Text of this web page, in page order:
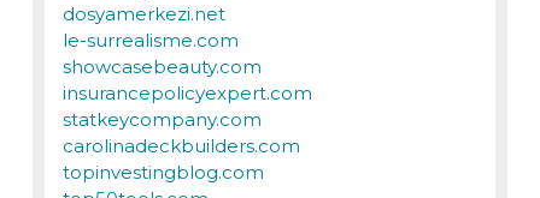
dosyamerkezi.net
le-surrealisme.com
showcasebeauty.com
insurancepolicyexpert.com
statkeycompany.com
carolinadeckbuilders.com
topinvestingblog.com